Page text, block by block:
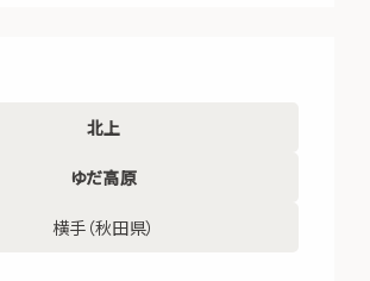
北上
ゆだ高原
横手（秋田県）